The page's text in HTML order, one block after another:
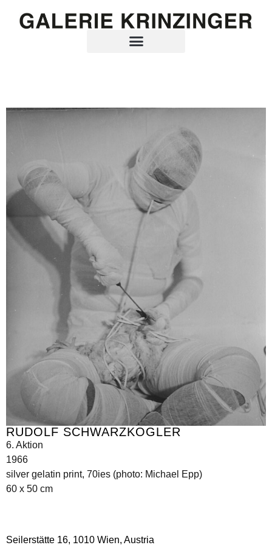
RUDOLF SCHWARZKOGLER
6. Aktion
1966
silver gelatin print, 70ies (photo: Michael Epp)
60 x 50 cm
Seilerstätte 16, 1010 Wien, Austria